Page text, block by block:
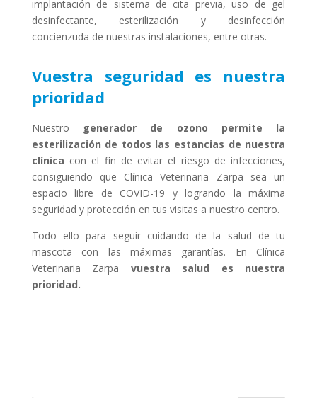
implantación de sistema de cita previa, uso de gel
desinfectante, esterilización y desinfección
concienzuda de nuestras instalaciones, entre otras.
Vuestra seguridad es nuestra
prioridad
Nuestro
generador de ozono permite la
esterilización de todos las estancias de nuestra
clínica con el fin de evitar el riesgo de infecciones,
consiguiendo que Clínica Veterinaria Zarpa sea un
espacio libre de COVID-19 y logrando la máxima
seguridad y protección en tus visitas a nuestro centro.
Todo ello para seguir cuidando de la salud de tu
mascota con las máximas garantías. En Clínica
Veterinaria Zarpa vuestra salud es nuestra
prioridad.